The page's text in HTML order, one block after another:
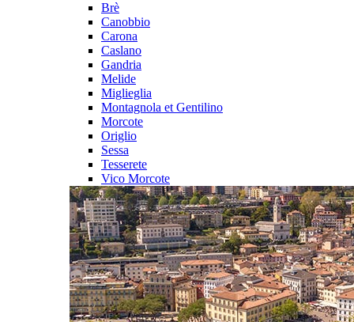
Brè
Canobbio
Carona
Caslano
Gandria
Melide
Miglieglia
Montagnola et Gentilino
Morcote
Origlio
Sessa
Tesserete
Vico Morcote